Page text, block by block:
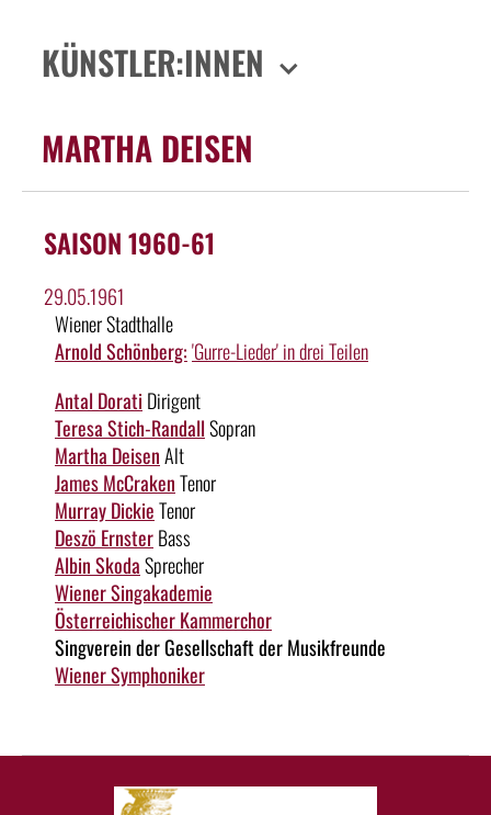
KÜNSTLER:INNEN
MARTHA DEISEN
SAISON 1960-61
29.05.1961
Wiener Stadthalle
Arnold Schönberg:'Gurre-Lieder' in drei Teilen
Antal Dorati Dirigent
Teresa Stich-RandallSopran
Martha DeisenAlt
James McCrakenTenor
Murray DickieTenor
Deszö ErnsterBass
Albin SkodaSprecher
Wiener Singakademie
Österreichischer Kammerchor
Singverein der Gesellschaft der Musikfreunde
Wiener Symphoniker